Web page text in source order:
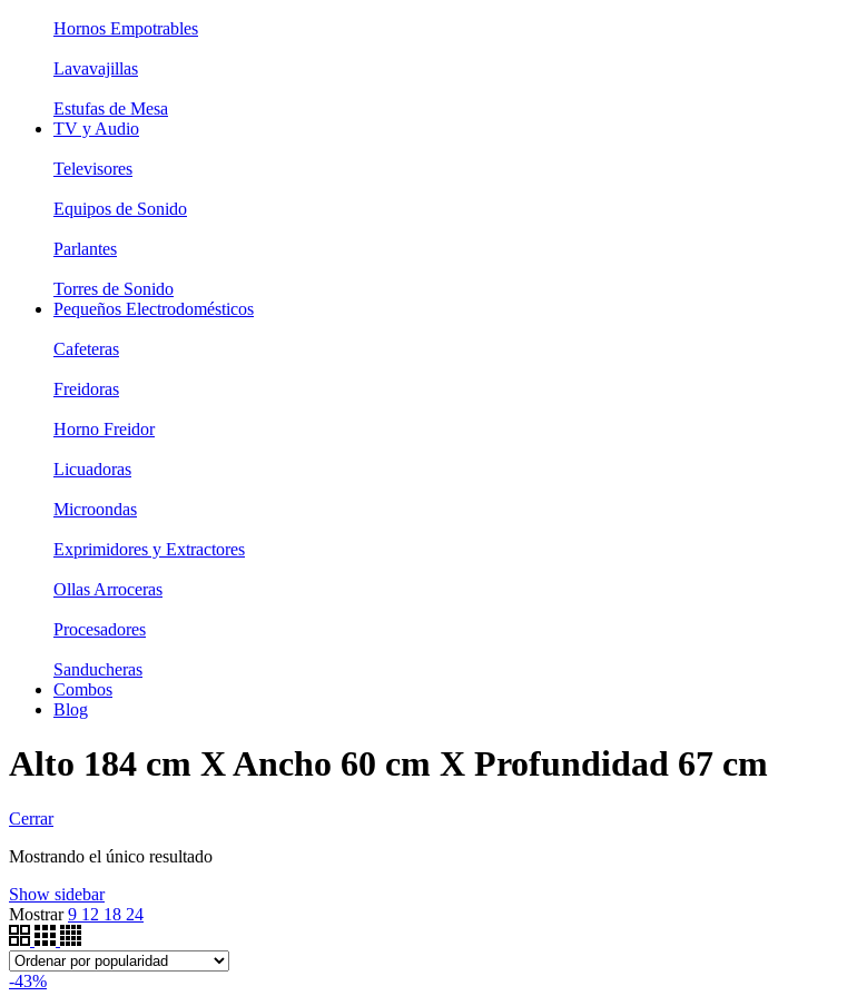
Hornos Empotrables
Lavavajillas
Estufas de Mesa
TV y Audio
Televisores
Equipos de Sonido
Parlantes
Torres de Sonido
Pequeños Electrodomésticos
Cafeteras
Freidoras
Horno Freidor
Licuadoras
Microondas
Exprimidores y Extractores
Ollas Arroceras
Procesadores
Sanducheras
Combos
Blog
Alto 184 cm X Ancho 60 cm X Profundidad 67 cm
Cerrar
Mostrando el único resultado
Show sidebar
Mostrar9 12 18 24
-43%